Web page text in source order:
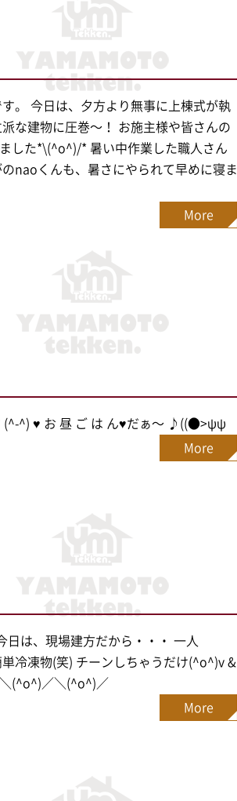
。 今日は、夕方より無事に上棟式が執
な建物に圧巻〜！ お施主様や皆さんの
した*\(^o^)/* 暑い中作業した職人さん
naoくんも、暑さにやられて早めに寝ま
More
(^-^) ♥ お 昼 ご は ん♥だぁ〜 ♪((●>ψψ
More
日は、現場建方だから・・・ 一人
冷凍物(笑) チーンしちゃうだけ(^o^)v &
(^o^)／＼(^o^)／
More